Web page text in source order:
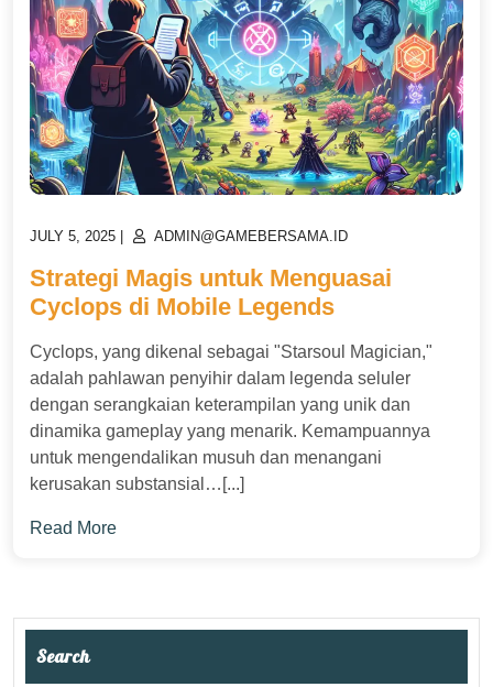
POSTED
JULY 5, 2025
POSTED
ADMIN@GAMEBERSAMA.ID
Strategi Magis untuk Menguasai
Cyclops di Mobile Legends
Cyclops, yang dikenal sebagai "Starsoul Magician,"
adalah pahlawan penyihir dalam legenda seluler
dengan serangkaian keterampilan yang unik dan
dinamika gameplay yang menarik. Kemampuannya
untuk mengendalikan musuh dan menangani
kerusakan substansial…[...]
Read More
Search